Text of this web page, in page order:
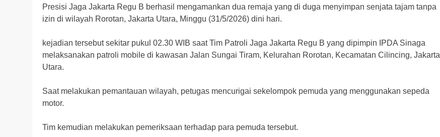
Presisi Jaga Jakarta Regu B berhasil mengamankan dua remaja yang di duga menyimpan senjata tajam tanpa
izin di wilayah Rorotan, Jakarta Utara, Minggu (31/5/2026) dini hari.
kejadian tersebut sekitar pukul 02.30 WIB saat Tim Patroli Jaga Jakarta Regu B yang dipimpin IPDA Sinaga
melaksanakan patroli mobile di kawasan Jalan Sungai Tiram, Kelurahan Rorotan, Kecamatan Cilincing, Jakarta
Utara.
Saat melakukan pemantauan wilayah, petugas mencurigai sekelompok pemuda yang menggunakan sepeda
motor.
Tim kemudian melakukan pemeriksaan terhadap para pemuda tersebut.